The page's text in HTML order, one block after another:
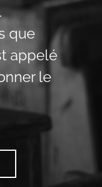
que
appelé
le